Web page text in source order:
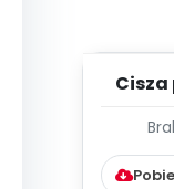
Cisza